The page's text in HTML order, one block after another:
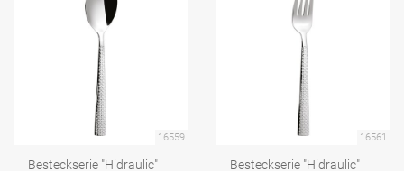
16559
Besteckserie "Hidraulic"
16561
Besteckserie "Hidraulic"